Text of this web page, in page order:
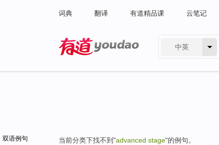
词典 翻译 有道精品课 云笔记
中英
双语例句 当前分类下找不到"advanced stage"的例句。